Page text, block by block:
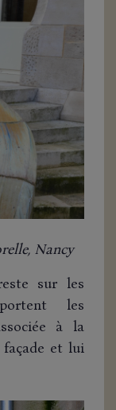
Nancy
sur les
les
à la
et lui